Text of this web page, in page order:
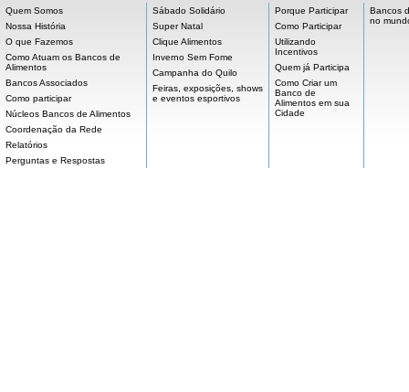
Quem Somos
Nossa História
O que Fazemos
Como Atuam os Bancos de
Alimentos
Bancos Associados
Como participar
Núcleos Bancos de Alimentos
Coordenação da Rede
Relatórios
Perguntas e Respostas
Sábado Solidário
Super Natal
Clique Alimentos
Inverno Sem Fome
Campanha do Quilo
Feiras, exposições, shows
e eventos esportivos
Porque Participar
Como Participar
Utilizando
Incentivos
Quem já Participa
Como Criar um
Banco de
Alimentos em sua
Cidade
Bancos
no